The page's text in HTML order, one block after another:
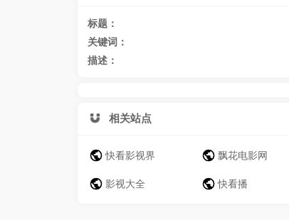
标题：
关键词：
描述：
相关站点
快看影视界 飘花电影网
影视大全 快看播